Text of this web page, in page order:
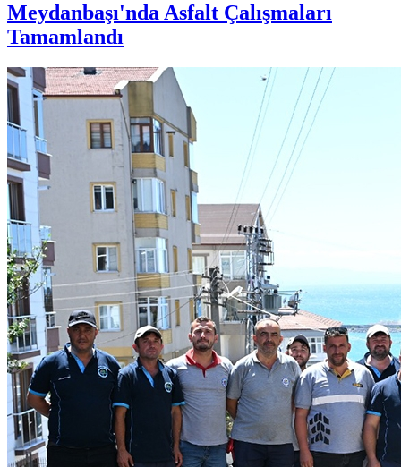
Meydanbaşı'nda Asfalt Çalışmaları
Tamamlandı